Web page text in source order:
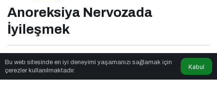
Anoreksiya Nervozada
İyileşmek
Marka Jeniktarafından yayınlandı
6dk, 56sn
Bu web sitesinde en iyi deneyimi yaşamanızı sağlamak için
çerezler kullanılmaktadır.
Kabul